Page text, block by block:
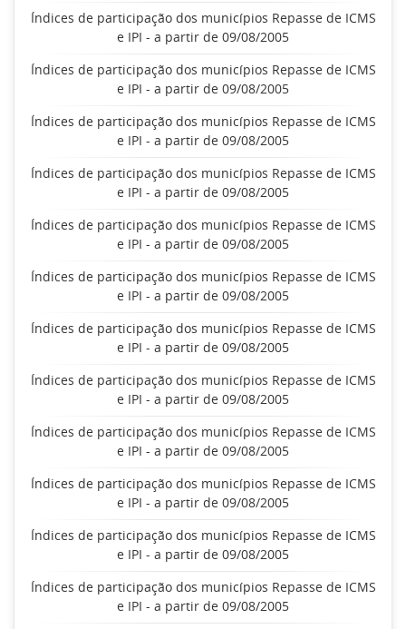
Índices de participação dos municípios Repasse de ICMS
e IPI - a partir de 09/08/2005
Índices de participação dos municípios Repasse de ICMS
e IPI - a partir de 09/08/2005
Índices de participação dos municípios Repasse de ICMS
e IPI - a partir de 09/08/2005
Índices de participação dos municípios Repasse de ICMS
e IPI - a partir de 09/08/2005
Índices de participação dos municípios Repasse de ICMS
e IPI - a partir de 09/08/2005
Índices de participação dos municípios Repasse de ICMS
e IPI - a partir de 09/08/2005
Índices de participação dos municípios Repasse de ICMS
e IPI - a partir de 09/08/2005
Índices de participação dos municípios Repasse de ICMS
e IPI - a partir de 09/08/2005
Índices de participação dos municípios Repasse de ICMS
e IPI - a partir de 09/08/2005
Índices de participação dos municípios Repasse de ICMS
e IPI - a partir de 09/08/2005
Índices de participação dos municípios Repasse de ICMS
e IPI - a partir de 09/08/2005
Índices de participação dos municípios Repasse de ICMS
e IPI - a partir de 09/08/2005